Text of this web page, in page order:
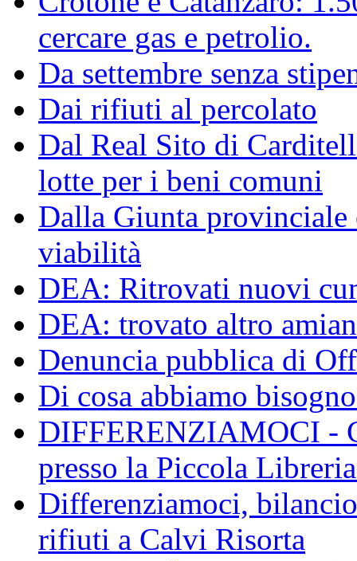
cercare gas e petrolio.
Da settembre senza
Dai rifiuti al percolato
Dal Real Sito di
lotte per i beni comuni
Dalla Giunta
viabilità
DEA: Ritrovati nuovi
DEA: trovato altro
Denuncia pubblica di
Di cosa abbiamo
DIFFERENZIAMOCI -
presso la Piccola
Differenziamoci,
rifiuti a Calvi Risorta